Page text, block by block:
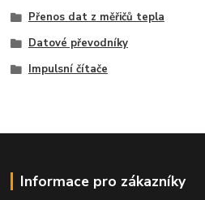
Přenos dat z měřičů tepla
Datové převodníky
Impulsní čítače
Informace pro zákazníky